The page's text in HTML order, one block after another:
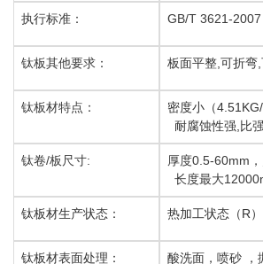
执行标准： GB/T 3621-2007
钛板其他要求： 板面平整 可折弯
钛板材特点： 密度小（
耐腐蚀性强 比
钛卷/板尺寸:
厚度0.5-60mm
长度最大
钛板材生产状态： 热加工状态（R）
钛板材表面处理： 酸洗面，喷砂